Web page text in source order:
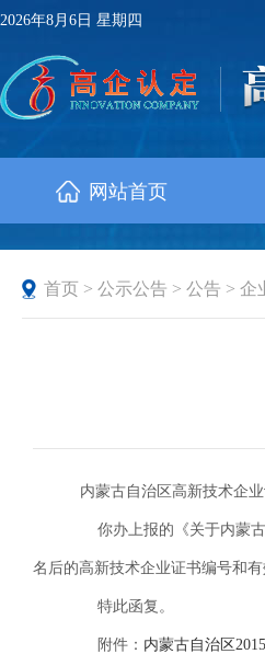
2026年8月6日 星期四
网站首页
首页 > 公示公告 > 公告 > 企
内蒙古自治区 高新技术企
你办上报的《关于内蒙
名 后的高新技术企业证书编号和
特此函复。
附件： 内蒙古自治区